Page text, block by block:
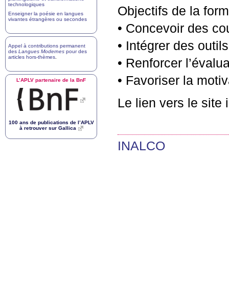
Objectifs de la
• Concevoir des
• Intégrer des
• Renforcer
• Favoriser la
Le lien vers le site
INALCO
technologiques
Enseigner la poésie en langues
vivantes étrangères ou secondes
Appel à contributions permanent
des Langues Modernes pour des
articles hors-thèmes
L’APLV partenaire de la BnF
100 ans de publications de l’APLV
à retrouver sur Gallica